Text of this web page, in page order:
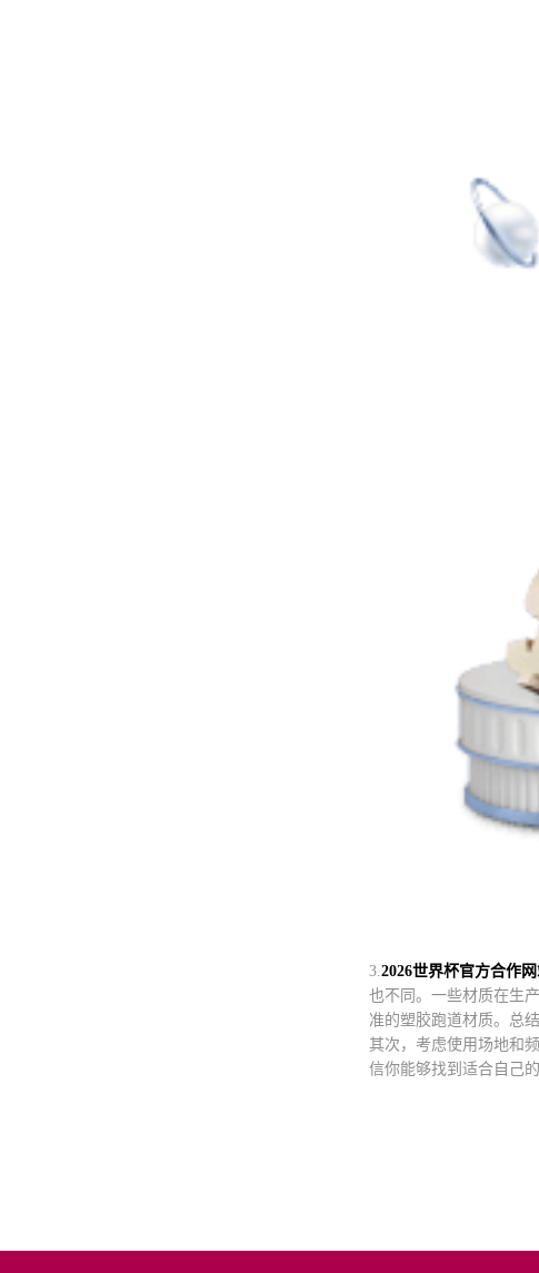
3. 2026世界杯官方合作
也不同。一些材质在生
准的塑胶跑道材质。总
其次，考虑使用场地和
信你能够找到适合自己